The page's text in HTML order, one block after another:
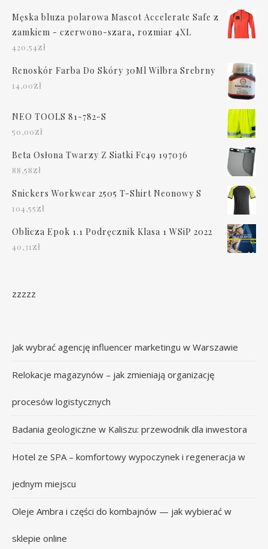
Męska bluza polarowa Mascot Accelerate Safe z
zamkiem - czerwono-szara, rozmiar 4XL
420,54zł
Renoskór Farba Do Skóry 30Ml Wilbra Srebrny
14,00zł
NEO TOOLS 81-782-S
50,00zł
Beta Osłona Twarzy Z Siatki Fc49 197036
88,58zł
Snickers Workwear 2505 T-Shirt Neonowy S
104,55zł
Oblicza Epok 1.1 Podręcznik Klasa 1 WSiP 2022
40,31zł
zzzzz
Jak wybrać agencję influencer marketingu w Warszawie
Relokacje magazynów – jak zmieniają organizację
procesów logistycznych
Badania geologiczne w Kaliszu: przewodnik dla inwestora
Hotel ze SPA – komfortowy wypoczynek i regeneracja w
jednym miejscu
Oleje Ambra i części do kombajnów — jak wybierać w
sklepie online